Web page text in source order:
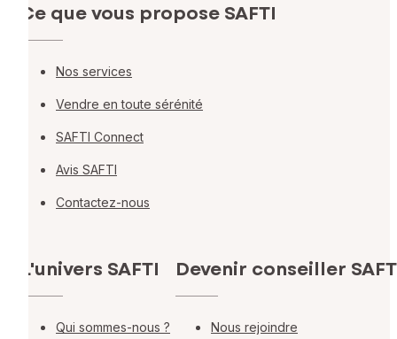
Ce que vous propose SAFTI
Nos services
Vendre en toute sérénité
SAFTI Connect
Avis SAFTI
Contactez-nous
L'univers SAFTI
Qui sommes-nous ?
Devenir conseiller
Nous rejoindre